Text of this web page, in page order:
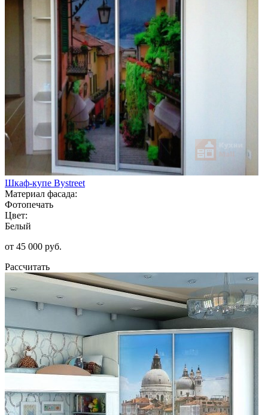
Шкаф-купе Bystreet
Материал фасада:
Фотопечать
Цвет:
Белый
от 45 000 руб.
Рассчитать